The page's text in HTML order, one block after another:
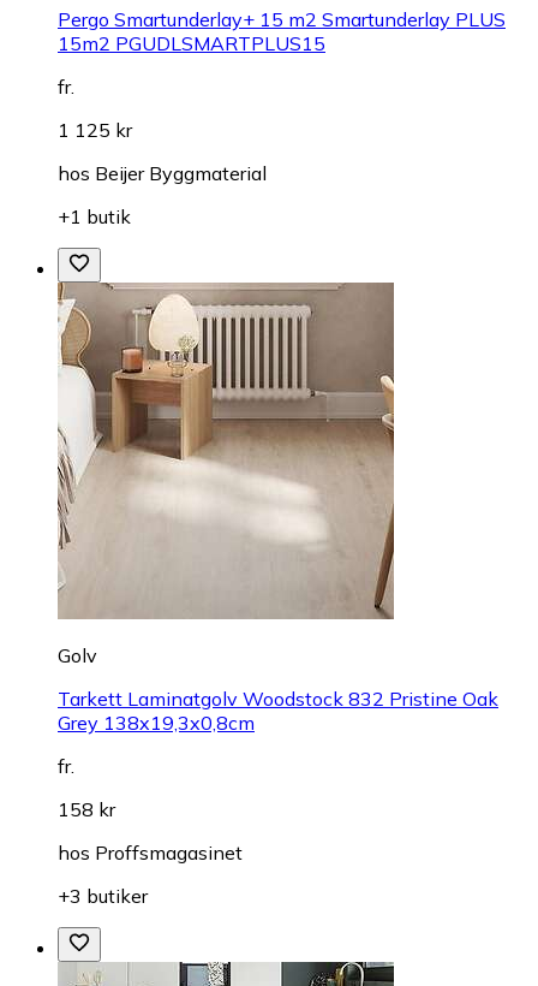
Pergo Smartunderlay+ 15 m2 Smartunderlay PLUS
15m2 PGUDLSMARTPLUS15
fr.
1 125 kr
hos Beijer Byggmaterial
+1 butik
Golv
Tarkett Laminatgolv Woodstock 832 Pristine Oak
Grey 138x19,3x0,8cm
fr.
158 kr
hos Proffsmagasinet
+3 butiker